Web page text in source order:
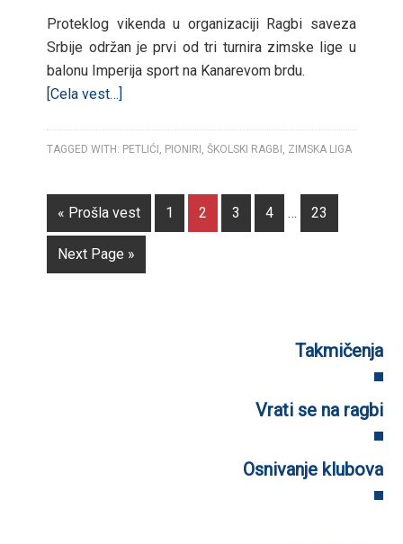
Proteklog vikenda u organizaciji Ragbi saveza
Srbije održan je prvi od tri turnira zimske lige u
balonu Imperija sport na Kanarevom brdu.
[Cela vest…]
TAGGED WITH: PETLIĆI , PIONIRI ,ŠKOLSKI RAGBI , ZIMSKA LIGA
« Prošla vest 1 2 3 4 … 23
Next Page »
Takmičenja
Vrati se na ragbi
Osnivanje klubova